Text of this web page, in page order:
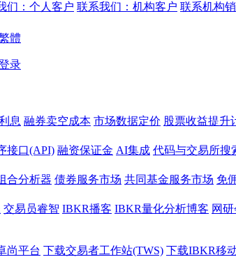
们：个人客户 联系我们：机构客户 联系机构
體
录
息 融券卖空成本 市场数据定价 股票收益提升
接口(API) 融资保证金 AI集成 代码与交易所搜
合分析器 债券服务市场 共同基金服务市场 免
交易员睿智 IBKR播客 IBKR量化分析博客 网研
尚平台 下载交易者工作站(TWS) 下载IBKR移